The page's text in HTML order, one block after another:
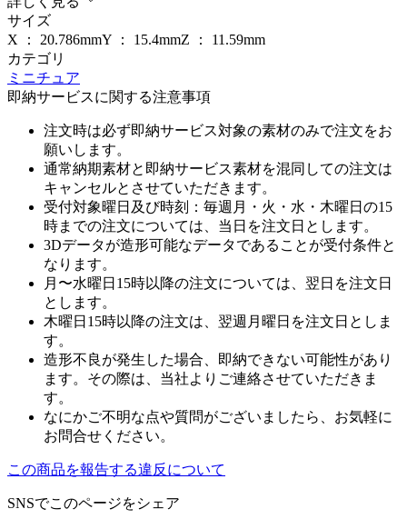
サイズ
X ： 20.786mmY ： 15.4mmZ ： 11.59mm
カテゴリ
ミニチュア
即納サービスに関する注意事項
注文時は必ず即納サービス対象の素材のみで注文をお
願いします。
通常納期素材と即納サービス素材を混同しての注文は
キャンセルとさせていただきます。
受付対象曜日及び時刻：毎週月・火・水・木曜日の15
時までの注文については、当日を注文日とします。
3Dデータが造形可能なデータであることが受付条件と
なります。
月〜水曜日15時以降の注文については、翌日を注文日
とします。
木曜日15時以降の注文は、翌週月曜日を注文日としま
す。
造形不良が発生した場合、即納できない可能性があり
ます。その際は、当社よりご連絡させていただきま
す。
なにかご不明な点や質問がございましたら、お気軽に
お問合せください。
この商品を報告する違反について
SNSでこのページをシェア